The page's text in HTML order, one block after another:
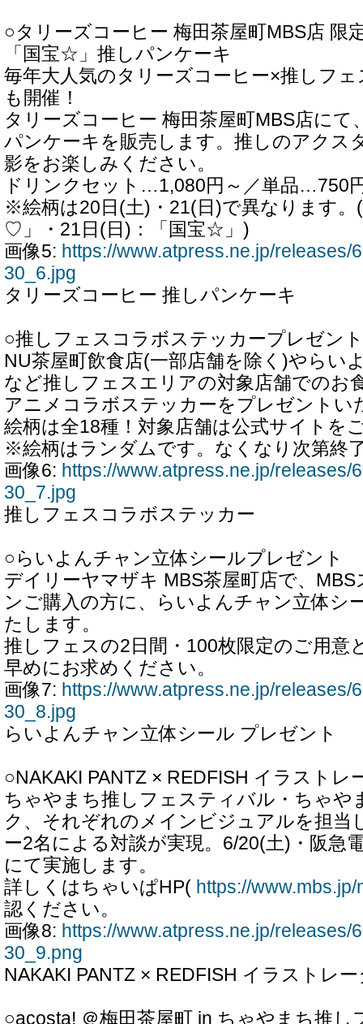
○タリーズコーヒー 梅田茶屋町MBS店 限
「国宝☆」推しパンケーキ
毎年大人気のタリーズコーヒー×推しフ
も開催！
タリーズコーヒー 梅田茶屋町MBS店にて
パンケーキを販売します。推しのアクス
影をお楽しみください。
ドリンクセット…1,080円～／単品…750
※絵柄は20日(土)・21(日)で異なります。
♡」・21日(日)：「国宝☆」)
画像5: https://www.atpress.ne.jp/releases/
30_6.jpg
タリーズコーヒー 推しパンケーキ
○推しフェスコラボステッカープレゼント
NU茶屋町飲食店(一部店舗を除く)やらい
など推しフェスエリアの対象店舗でのお
アニメコラボステッカーをプレゼントい
絵柄は全18種！対象店舗は公式サイトを
※絵柄はランダムです。なくなり次第終
画像6: https://www.atpress.ne.jp/releases/
30_7.jpg
推しフェスコラボステッカー
○らいよんチャン立体シールプレゼント
デイリーヤマザキ MBS茶屋町店で、
ンご購入の方に、らいよんチャン立体シ
たします。
推しフェスの2日間・100枚限定のご用意
早めにお求めください。
画像7: https://www.atpress.ne.jp/releases/
30_8.jpg
らいよんチャン立体シール プレゼント
○NAKAKI PANTZ × REDFISH イラストレ
ちゃやまち推しフェスティバル・ちゃや
ク、それぞれのメインビジュアルを担当
ー2名による対談が実現。6/20(土)・阪急
にて実施します。
詳しくはちゃいぱHP( https://
認ください。
画像8: https://www.atpress.ne.jp/releases/
30_9.png
NAKAKI PANTZ × REDFISH イラストレ
○acosta! ＠梅田茶屋町 in ちゃやまち推し